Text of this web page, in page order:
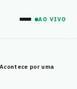
AO VIVO
por uma